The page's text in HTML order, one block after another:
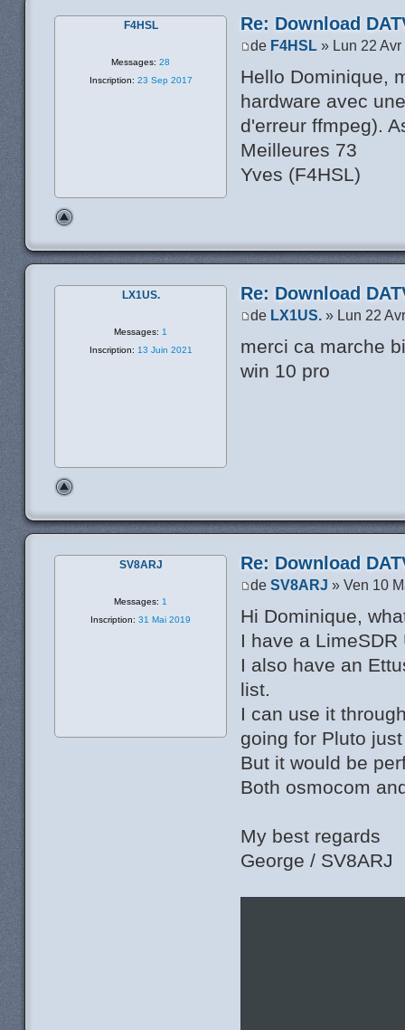
Re: Download
de F4HSL » Lun 22
Hello Dominique,
hardware avec
d'erreur ffmpeg).
Meilleures 73
Yves (F4HSL)
F4HSL
Messages: 28
Inscription: 23 Sep 2017
Re: Download
de LX1US. » Lun 22
merci ca marche
win 10 pro
LX1US.
Messages: 1
Inscription: 13 Juin 2021
Re: Download
deSV8ARJ » Ven 10
Hi Dominique,
I have a
I also have an
list.
I can use it
going for Pluto
But it would be
Both osmocom
My best regards
George / SV8ARJ
SV8ARJ
Messages: 1
Inscription: 31 Mai 2019